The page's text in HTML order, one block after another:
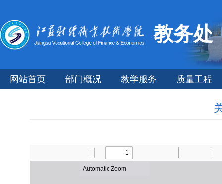
教务处
网站首页 部门概况 教学服务 质量工程